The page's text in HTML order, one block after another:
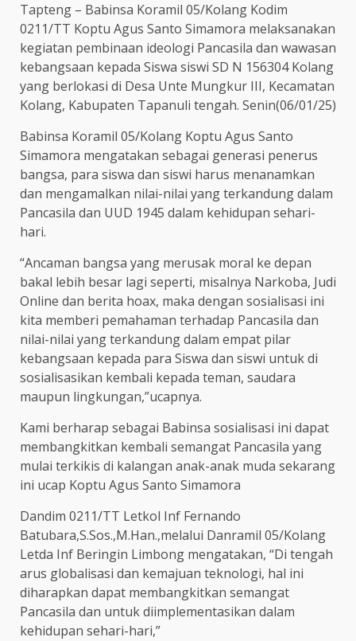
Tapteng – Babinsa Koramil 05/Kolang Kodim
0211/TT Koptu Agus Santo Simamora melaksanakan
kegiatan pembinaan ideologi Pancasila dan wawasan
kebangsaan kepada Siswa siswi SD N 156304 Kolang
yang berlokasi di Desa Unte Mungkur III, Kecamatan
Kolang, Kabupaten Tapanuli tengah. Senin(06/01/25)
Babinsa Koramil 05/Kolang Koptu Agus Santo
Simamora mengatakan sebagai generasi penerus
bangsa, para siswa dan siswi harus menanamkan
dan mengamalkan nilai-nilai yang terkandung dalam
Pancasila dan UUD 1945 dalam kehidupan sehari-
hari.
“Ancaman bangsa yang merusak moral ke depan
bakal lebih besar lagi seperti, misalnya Narkoba, Judi
Online dan berita hoax, maka dengan sosialisasi ini
kita memberi pemahaman terhadap Pancasila dan
nilai-nilai yang terkandung dalam empat pilar
kebangsaan kepada para Siswa dan siswi untuk di
sosialisasikan kembali kepada teman, saudara
maupun lingkungan,”ucapnya.
Kami berharap sebagai Babinsa sosialisasi ini dapat
membangkitkan kembali semangat Pancasila yang
mulai terkikis di kalangan anak-anak muda sekarang
ini ucap Koptu Agus Santo Simamora
Dandim 0211/TT Letkol Inf Fernando
Batubara,S.Sos.,M.Han.,melalui Danramil 05/Kolang
Letda Inf Beringin Limbong mengatakan, “Di tengah
arus globalisasi dan kemajuan teknologi, hal ini
diharapkan dapat membangkitkan semangat
Pancasila dan untuk diimplementasikan dalam
kehidupan sehari-hari,”